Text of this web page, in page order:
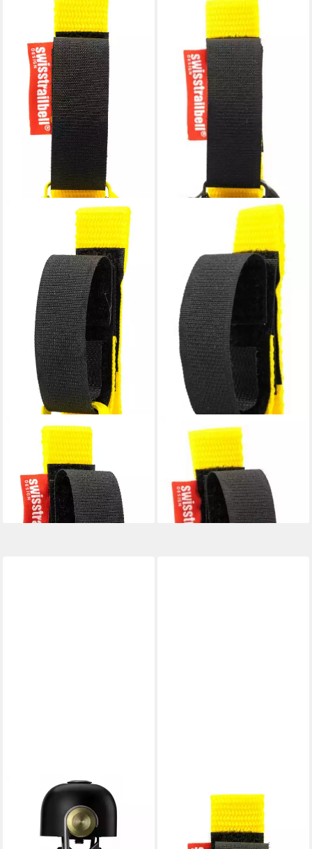
SWISSTRAILBELL
Fahrradklingel Gelb mit
blauem MTB, gelbes Band,
Trailbell, Bear Bell
28,00 €
lieferbar - in 3-4 Werktagen bei dir
SWISSTRAILBELL
Fahrradklingel Black mit
gelbem MTB, gelbes Band,
Trailbell, Bear Bell
28,00 €
leider ausverkauft